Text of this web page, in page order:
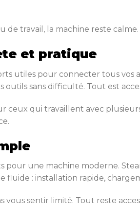
de travail, la machine reste
et pratique
utiles pour connecter tous vos
sans difficulté. Tout est
qui travaillent avec
pour une machine moderne.
fluide : installation rapide,
vous sentir limité. Tout reste